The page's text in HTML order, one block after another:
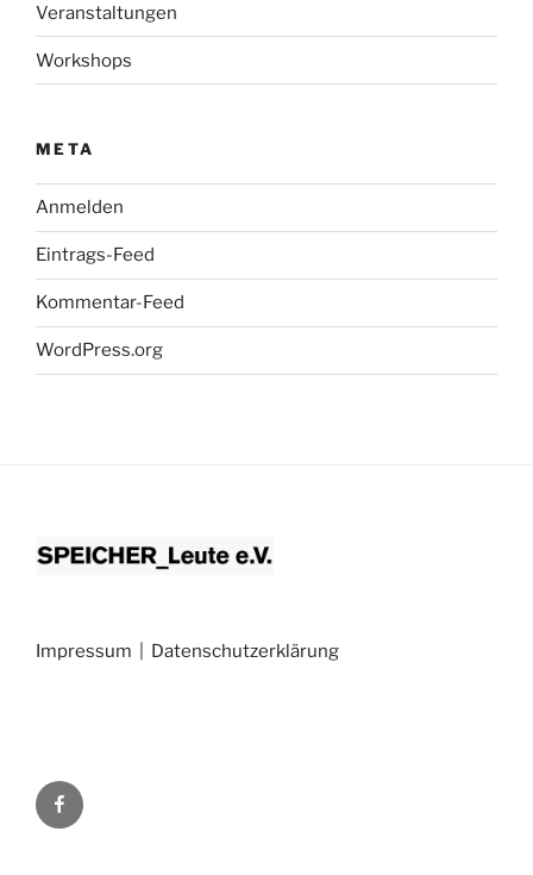
Veranstaltungen
Workshops
META
Anmelden
Eintrags-Feed
Kommentar-Feed
WordPress.org
Impressum Datenschutzerklärung
Facebook